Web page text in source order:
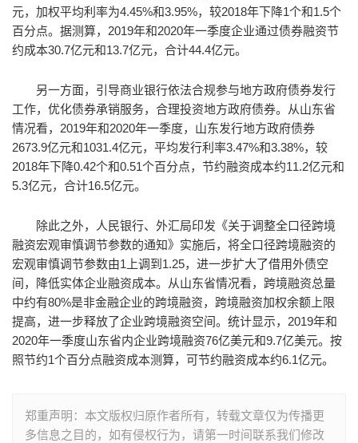
元，加权平均利率为4.45%和3.95%，较2018年下降1个和1.5个
百分点。据测算，2019年和2020年一季度企业通过债券融资节
约成本30.7亿元和13.7亿元，合计44.4亿元。
另一方面，引导商业银行依法合规参与地方政府债券发行
工作，优化债券承销服务，合理投资地方政府债券。从山东省
情况看，2019年和2020年一季度，山东发行地方政府债券
2673.9亿元和1031.4亿元，平均发行利率3.47%和3.38%，较
2018年下降0.42个和0.51个百分点，节约融资成本约11.2亿元和
5.3亿元，合计16.5亿元。
除此之外，人民银行、外汇局印发《关于调整全口径跨境
融资宏观审慎调节参数的通知》实施后，将全口径跨境融资的
宏观审慎调节参数由1上调到1.25，进一步扩大了借用外债空
间，降低实体企业融资成本。从山东省情况看，跨境融资总量
中约有80%是非金融企业的跨境融资，跨境融资加权余额上限
提高，进一步释放了企业跨境融资空间。统计显示，2019年和
2020年一季度山东省内企业跨境融资76亿美元和9.7亿美元。按
照节约1个百分点融资成本测算，可节约融资成本约6.1亿元。
郑重声明：本文版权归原作者所有，转载文章仅为传播更
多信息之目的，如有侵权行为，请第一时间联系我们修改